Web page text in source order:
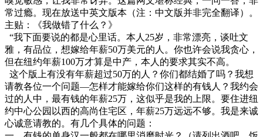
常过瘾。现在放送中英文版本（注：中文版并非完全翻译）。
主贴：《我做错了什么？》
“我下面要说的都是心里话。本人25岁，非常漂亮，谈吐文
雅，有品位，想嫁给年薪50万美元的人。你也许会说我贪心，
但在纽约年薪100万才算是中产，本人的要求其实不高。
这个版上有没有年薪超过50万的人？你们都结婚了吗？我想
请教各位一个问题—怎样才能嫁给你们这样的有钱人？我约会
过的人中，最有钱的年薪25万，这似乎是我的上限。要住进纽
约中心公园以西的高尚住宅区，年薪25万远远不够。我是来诚
心诚意请教的。有几个具体的问题：